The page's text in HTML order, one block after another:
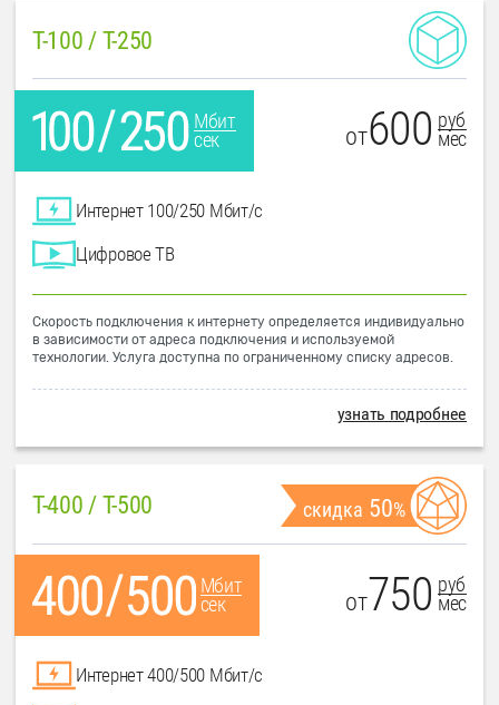
T-100 / T-250
Мбит
сек
от600 руб
мес
Интернет 100/250 Мбит/с
Цифровое ТВ
Скорость подключения к интернету определяется индивидуально
в зависимости от адреса подключения и используемой
технологии. Услуга доступна по ограниченному списку адресов.
узнать подробнее
T-400 / T-500 скидка 50%
Мбит
сек
от750 руб
мес
Интернет 400/500 Мбит/с